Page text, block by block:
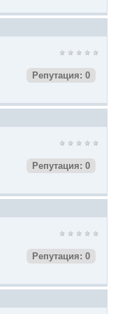
Репутация: 0
Репутация: 0
Репутация: 0